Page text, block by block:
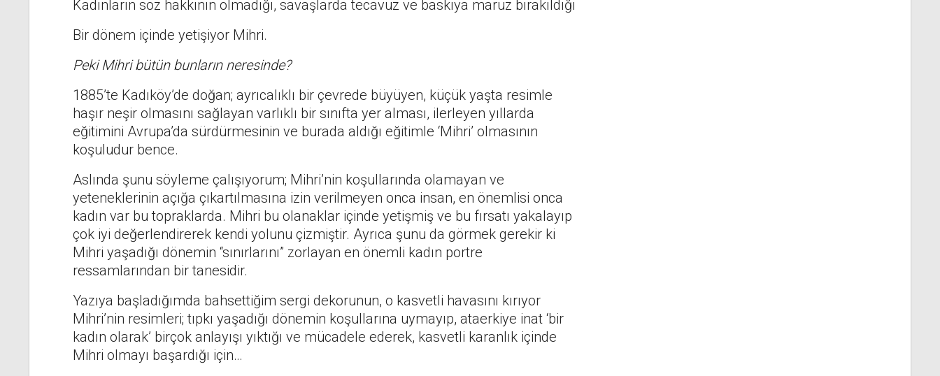
Kadınların söz hakkının olmadığı, savaşlarda tecavüz ve baskıya maruz bırakıldığı
Bir dönem içinde yetişiyor Mihri.
Peki Mihri bütün bunların neresinde?
1885’te Kadıköy’de doğan; ayrıcalıklı bir çevrede büyüyen, küçük yaşta resimle
haşır neşir olmasını sağlayan varlıklı bir sınıfta yer alması, ilerleyen yıllarda
eğitimini Avrupa’da sürdürmesinin ve burada aldığı eğitimle ‘Mihri’ olmasının
koşuludur bence.
Aslında şunu söyleme çalışıyorum; Mihri’nin koşullarında olamayan ve
yeteneklerinin açığa çıkartılmasına izin verilmeyen onca insan, en önemlisi onca
kadın var bu topraklarda. Mihri bu olanaklar içinde yetişmiş ve bu fırsatı yakalayıp
çok iyi değerlendirerek kendi yolunu çizmiştir. Ayrıca şunu da görmek gerekir ki
Mihri yaşadığı dönemin “sınırlarını” zorlayan en önemli kadın portre
ressamlarından bir tanesidir.
Yazıya başladığımda bahsettiğim sergi dekorunun, o kasvetli havasını kırıyor
Mihri’nin resimleri; tıpkı yaşadığı dönemin koşullarına uymayıp, ataerkiye inat ‘bir
kadın olarak’ birçok anlayışı yıktığı ve mücadele ederek, kasvetli karanlık içinde
Mihri olmayı başardığı için…